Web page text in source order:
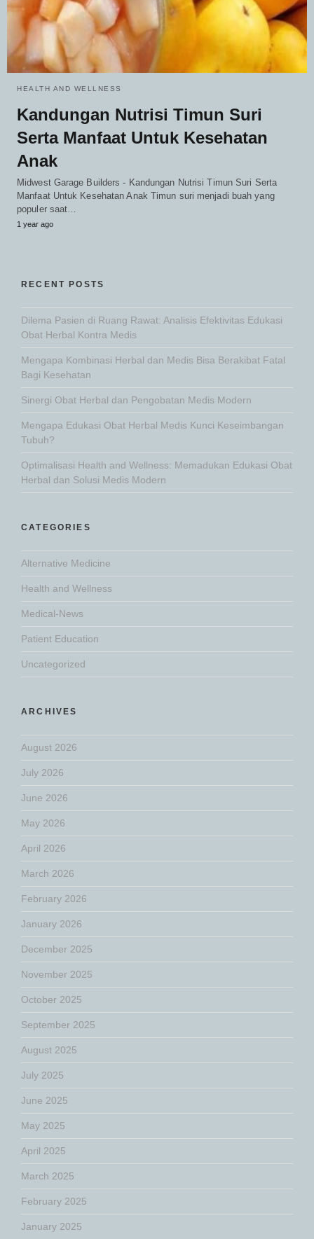
HEALTH AND WELLNESS
Kandungan Nutrisi Timun Suri
Serta Manfaat Untuk Kesehatan
Anak
Midwest Garage Builders - Kandungan Nutrisi Timun Suri Serta
Manfaat Untuk Kesehatan Anak Timun suri menjadi buah yang
populer saat…
1 year ago
RECENT POSTS
Dilema Pasien di Ruang Rawat: Analisis Efektivitas Edukasi
Obat Herbal Kontra Medis
Mengapa Kombinasi Herbal dan Medis Bisa Berakibat Fatal
Bagi Kesehatan
Sinergi Obat Herbal dan Pengobatan Medis Modern
Mengapa Edukasi Obat Herbal Medis Kunci Keseimbangan
Tubuh?
Optimalisasi Health and Wellness: Memadukan Edukasi Obat
Herbal dan Solusi Medis Modern
CATEGORIES
Alternative Medicine
Health and Wellness
Medical-News
Patient Education
Uncategorized
ARCHIVES
August 2026
July 2026
June 2026
May 2026
April 2026
March 2026
February 2026
January 2026
December 2025
November 2025
October 2025
September 2025
August 2025
July 2025
June 2025
May 2025
April 2025
March 2025
February 2025
January 2025